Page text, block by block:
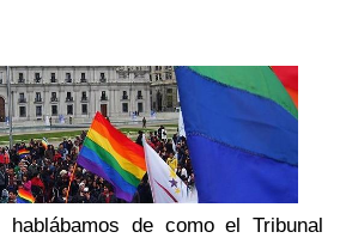
de como el Tribunal